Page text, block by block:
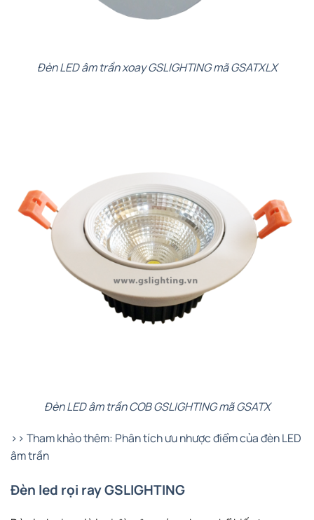
Đèn LED âm trần xoay GSLIGHTING mã GSATXLX
Đèn LED âm trần COB GSLIGHTING mã GSATX
>> Tham khảo thêm: Phân tích ưu nhược điểm của đèn LED
âm trần
Đèn led rọi ray GSLIGHTING